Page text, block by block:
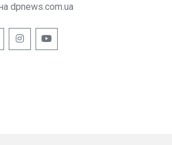
dpnews.com.ua